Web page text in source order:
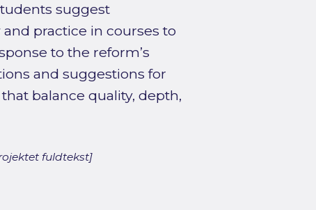
suggest
practice in courses to
to the reform’s
and suggestions for
balance quality, depth,
fuldtekst]